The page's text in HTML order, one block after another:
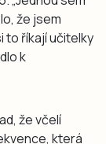
že jsem
to říkají učitelky
k
že včelí
která